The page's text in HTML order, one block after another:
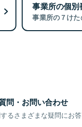
事業所の個
事業所の７けた
問・お問い合わせ
るさまざまな疑問にお答